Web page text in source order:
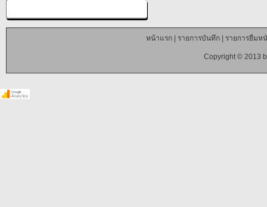
หน้าแรก| รายการบันทึก| รายการยืมห
Copyright © 2013